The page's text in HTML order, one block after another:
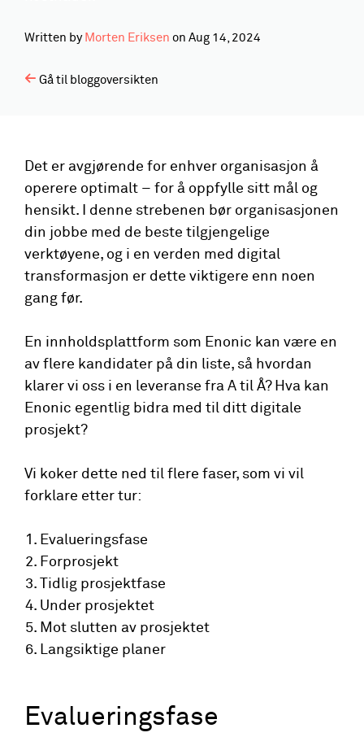
Written by Morten Eriksen on Aug 14, 2024
Gå til bloggoversikten
Det er avgjørende for enhver organisasjon å
operere optimalt – for å oppfylle sitt mål og
hensikt. I denne strebenen bør organisasjonen
din jobbe med de beste tilgjengelige
verktøyene, og i en verden med digital
transformasjon er dette viktigere enn noen
gang før.
En innholdsplattform som Enonic kan være en
av flere kandidater på din liste, så hvordan
klarer vi oss i en leveranse fra A til Å? Hva kan
Enonic egentlig bidra med til ditt digitale
prosjekt?
Vi koker dette ned til flere faser, som vi vil
forklare etter tur:
Evalueringsfase
Forprosjekt
Tidlig prosjektfase
Under prosjektet
Mot slutten av prosjektet
Langsiktige planer
Evalueringsfase